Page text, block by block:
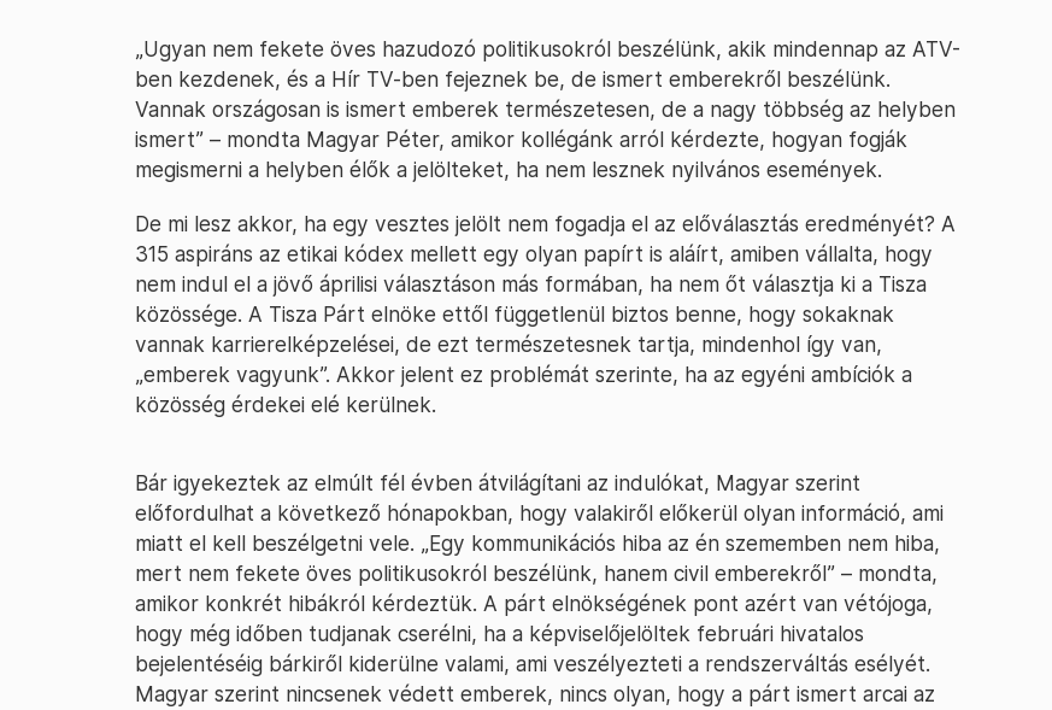
„Ugyan nem fekete öves hazudozó politikusokról beszélünk, akik mindennap az ATV-
ben kezdenek, és a Hír TV-ben fejeznek be, de ismert emberekről beszélünk.
Vannak országosan is ismert emberek természetesen, de a nagy többség az helyben
ismert” – mondta Magyar Péter, amikor kollégánk arról kérdezte, hogyan fogják
megismerni a helyben élők a jelölteket, ha nem lesznek nyilvános események.
De mi lesz akkor, ha egy vesztes jelölt nem fogadja el az előválasztás eredményét? A
315 aspiráns az etikai kódex mellett egy olyan papírt is aláírt, amiben vállalta, hogy
nem indul el a jövő áprilisi választáson más formában, ha nem őt választja ki a Tisza
közössége. A Tisza Párt elnöke ettől függetlenül biztos benne, hogy sokaknak
vannak karrierelképzelései, de ezt természetesnek tartja, mindenhol így van,
„emberek vagyunk”. Akkor jelent ez problémát szerinte, ha az egyéni ambíciók a
közösség érdekei elé kerülnek.
Bár igyekeztek az elmúlt fél évben átvilágítani az indulókat, Magyar szerint
előfordulhat a következő hónapokban, hogy valakiről előkerül olyan információ, ami
miatt el kell beszélgetni vele. „Egy kommunikációs hiba az én szememben nem hiba,
mert nem fekete öves politikusokról beszélünk, hanem civil emberekről” – mondta,
amikor konkrét hibákról kérdeztük. A párt elnökségének pont azért van vétójoga,
hogy még időben tudjanak cserélni, ha a képviselőjelöltek februári hivatalos
bejelentéséig bárkiről kiderülne valami, ami veszélyezteti a rendszerváltás esélyét.
Magyar szerint nincsenek védett emberek, nincs olyan, hogy a párt ismert arcai az